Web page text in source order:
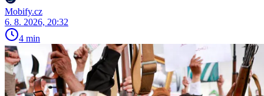
Mobify.cz
6. 8. 2026, 20:32
4 min